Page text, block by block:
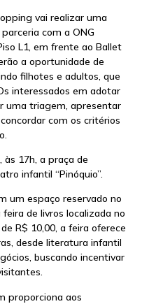
vai realizar uma
com a ONG
L1, em frente ao Ballet
a oportunidade de
filhotes e adultos, que
interessados em adotar
uma triagem, apresentar
com os critérios
às 17h, a praça de
infantil “Pinóquio”.
um espaço reservado no
de livros localizada no
R$ 10,00, a feira oferece
desde literatura infantil
buscando incentivar
proporciona aos